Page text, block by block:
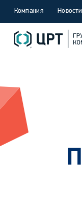
Компания Новости